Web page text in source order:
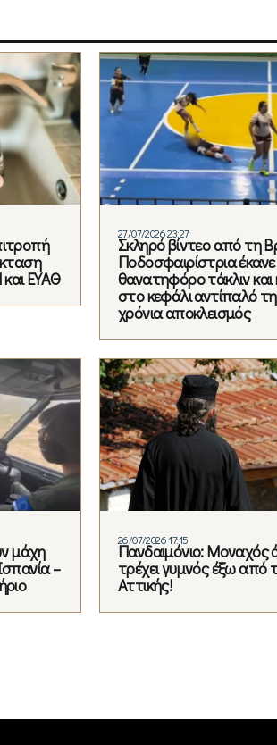
ΕΥΑΘ
27/07/2026 23:27
Σκληρό βίντεο από τη
Ποδοσφαιρίστρια έκανε
θανατηφόρο τάκλιν
στο κεφάλι αντίπαλό
χρόνια αποκλεισμός
μάχη
–
26/07/2026 17:15
Πανδαιμόνιο: Μοναχός
τρέχει γυμνός έξω από
Αττικής!